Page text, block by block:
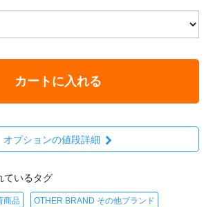
カートに入れる
オプションの値段詳細
ているタグ
商品 OTHER BRAND その他ブランド